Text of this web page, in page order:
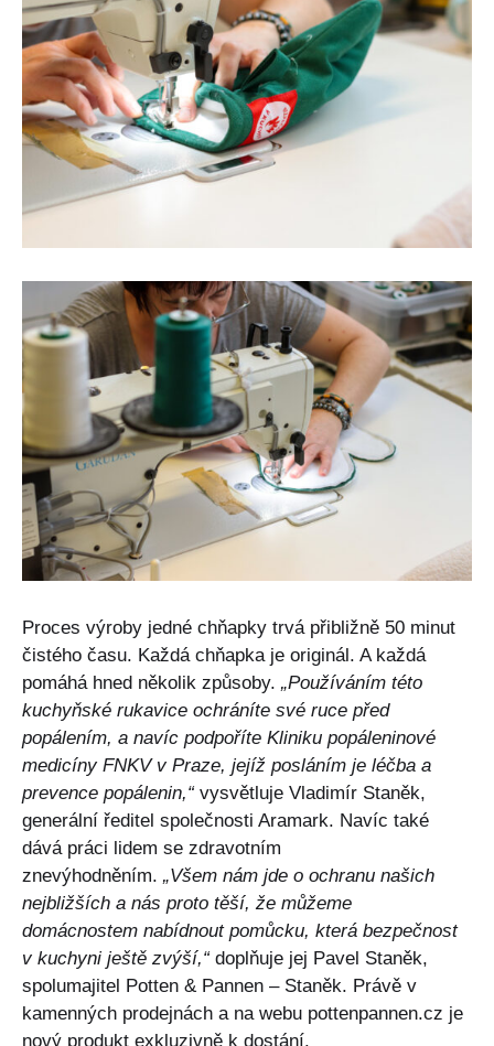
Proces výroby jedné chňapky trvá přibližně 50 minut
čistého času. Každá chňapka je originál. A každá
pomáhá hned několik způsoby. „Používáním této
kuchyňské rukavice ochráníte své ruce před
popálením, a navíc podpoříte Kliniku popáleninové
medicíny FNKV v Praze, jejíž posláním je léčba a
prevence popálenin,“ vysvětluje Vladimír Staněk,
generální ředitel společnosti Aramark. Navíc také
dává práci lidem se zdravotním
znevýhodněním. „Všem nám jde o ochranu našich
nejbližších a nás proto těší, že můžeme
domácnostem nabídnout pomůcku, která bezpečnost
v kuchyni ještě zvýší,“ doplňuje jej Pavel Staněk,
spolumajitel Potten & Pannen – Staněk. Právě v
kamenných prodejnách a na webu pottenpannen.cz je
nový produkt exkluzivně k dostání.